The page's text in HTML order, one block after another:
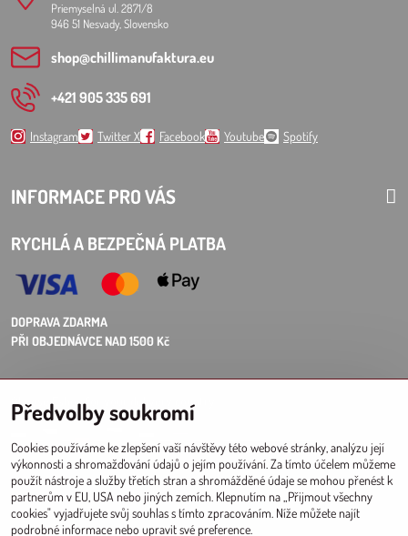
Priemyselná ul. 2871/8
946 51 Nesvady, Slovensko
shop​@chillimanufaktura​.eu
+421 905 335 691
Instagram Twitter X Facebook Youtube Spotify
INFORMACE PRO VÁS
RYCHLÁ A BEZPEČNÁ PLATBA
DOPRAVA ZDARMA
PŘI OBJEDNÁVCE NAD 1500 Kč
Choose Eshop for your delivery country:
VELKOOBCHOD PRO PRODEJNY
Registrace l Přihlášenído velkoobchodu
Předvolby soukromí
Cookies používáme ke zlepšení vaší návštěvy této webové stránky, analýzu její
výkonnosti a shromažďování údajů o jejím používání. Za tímto účelem můžeme
použít nástroje a služby třetích stran a shromážděné údaje se mohou přenést k
partnerům v EU, USA nebo jiných zemích. Klepnutím na „Přijmout všechny
cookies" vyjadřujete svůj souhlas s tímto zpracováním. Níže můžete najít
podrobné informace nebo upravit své preference.